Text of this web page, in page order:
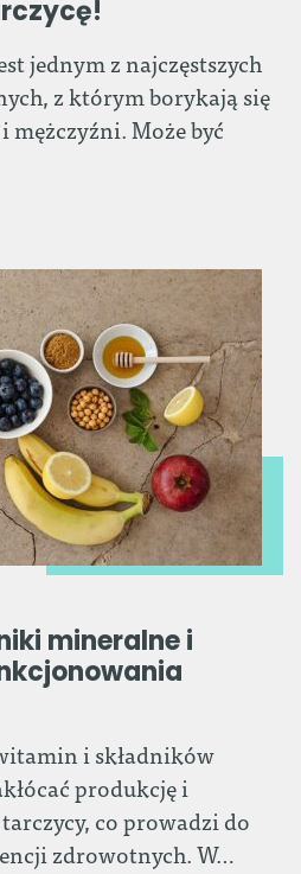
jednym z najczęstszych
z którym borykają się
Może być
mineralne i
i składników
produkcję i
co prowadzi do
zdrowotnych. W…